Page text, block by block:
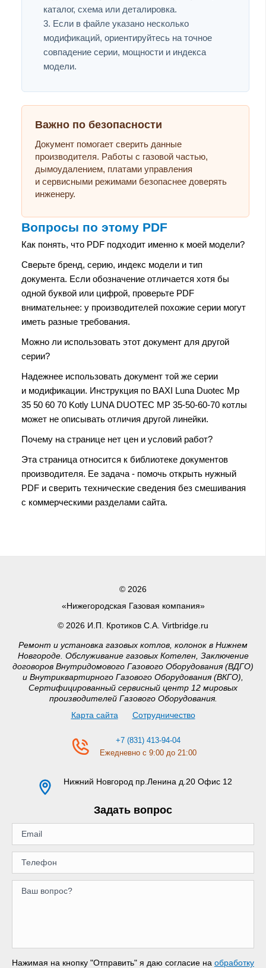
каталог, схема или деталировка.
Если в файле указано несколько
модификаций, ориентируйтесь на точное
совпадение серии, мощности и индекса
модели.
Важно по безопасности
Документ помогает сверить данные
производителя. Работы с газовой частью,
дымоудалением, платами управления
и сервисными режимами безопаснее доверять
инженеру.
Вопросы по этому PDF
Как понять, что PDF подходит именно к моей модели?
Сверьте бренд, серию, индекс модели и тип
документа. Если обозначение отличается хотя бы
одной буквой или цифрой, проверьте PDF
внимательнее: у производителей похожие серии могут
иметь разные требования.
Можно ли использовать этот документ для другой
серии?
Надежнее использовать документ той же серии
и модификации. Инструкция по BAXI Luna Duotec Mp
35 50 60 70 Kotly LUNA DUOTEC MP 35-50-60-70 котлы
может не описывать отличия другой линейки.
Почему на странице нет цен и условий работ?
Эта страница относится к библиотеке документов
производителя. Ее задача - помочь открыть нужный
PDF и сверить технические сведения без смешивания
с коммерческими разделами сайта.
© 2026
«Нижегородская Газовая компания»
© 2026 И.П. Кротиков С.А. Virtbridge.ru
Ремонт и установка газовых котлов, колонок в Нижнем
Новгороде. Обслуживание газовых Котелен, Заключение
договоров Внутридомового Газового Оборудования (ВДГО)
и Внутриквартирного Газового Оборудования (ВКГО),
Сертифицированный сервисный центр 12 мировых
производителей Газового Оборудования.
Карта сайта
Сотрудничество
+7 (831) 413-94-04
Ежедневно с 9:00 до 21:00
Нижний Новгород пр.Ленина д.20 Офис 12
Задать вопрос
Нажимая на кнопку "Отправить" я даю согласие на обработку